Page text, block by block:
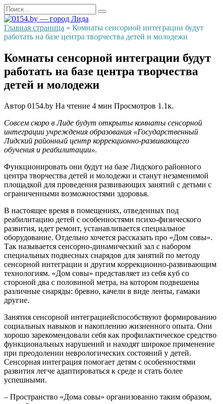
Перейти
к
содержанию
Search
for:
Главная страница » Комнаты сенсорной интеграции будут
работать на базе центра творчества детей и молодежи
Комнаты сенсорной интеграции будут
работать на базе центра творчества
детей и молодежи
Автор 0154.by На чтение 4 мин Просмотров 1.1к.
Совсем скоро в Лиде будут открыты комнаты сенсорной
интеграции учреждения образования «Государственный
Лидский районный центр коррекционно-развивающего
обучения и реабилитации».
Функционировать они будут на базе Лидского районного
центра творчества детей и молодежи и станут незаменимой
площадкой для проведения развивающих занятий с детьми с
ограниченными возможностями здоровья.
В настоящее время в помещениях, отведенных под
реабилитацию детей с особенностями психо-физического
развития, идет ремонт, устанавливается специальное
оборудование. Отдельно хочется рассказать про «Дом совы».
Так называется сенсорно-динамический зал с набором
специальных подвесных снарядов для занятий по методу
сенсорной интеграции и другим коррекционно-развивающим
технологиям. «Дом совы» представляет из себя куб со
стороной два с половиной метра, на котором подвешены
различные снаряды: бревно, качели в виде ленты, гамаки
другие.
Занятия сенсорной интеграциейспособствуют формированию
социальных навыков и накоплению жизненного опыта. Они
хорошо зарекомендовали себя как профилактическое средство
функциональных нарушений и находят широкое применение
при преодолении неврологических состояний у детей.
Сенсорная интеграция помогает детям с особенностями
развития легче адаптироваться к среде и стать более
успешными.
– Пространство «Дома совы» организованно таким образом,